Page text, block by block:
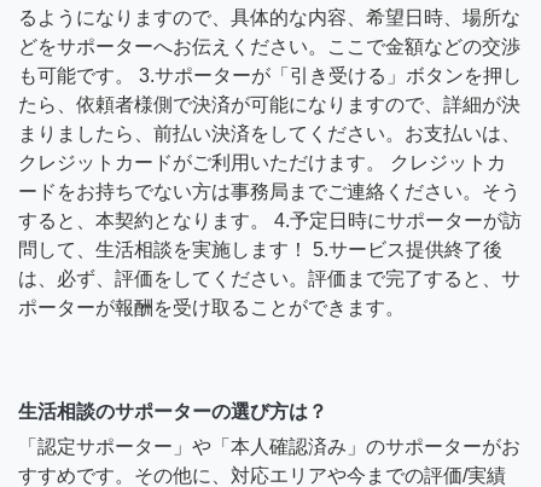
るようになりますので、具体的な内容、希望日時、場所な
どをサポーターへお伝えください。ここで金額などの交渉
も可能です。 3.サポーターが「引き受ける」ボタンを押し
たら、依頼者様側で決済が可能になりますので、詳細が決
まりましたら、前払い決済をしてください。お支払いは、
クレジットカードがご利用いただけます。 クレジットカ
ードをお持ちでない方は事務局までご連絡ください。そう
すると、本契約となります。 4.予定日時にサポーターが訪
問して、生活相談を実施します！ 5.サービス提供終了後
は、必ず、評価をしてください。評価まで完了すると、サ
ポーターが報酬を受け取ることができます。
生活相談のサポーターの選び方は？
「認定サポーター」や「本人確認済み」のサポーターがお
すすめです。その他に、対応エリアや今までの評価/実績